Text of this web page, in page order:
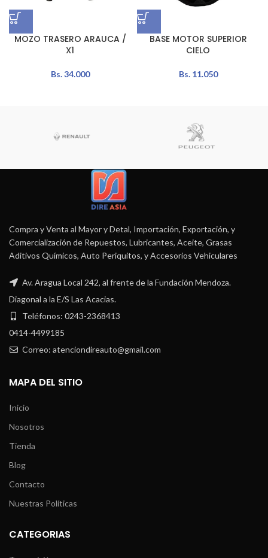
MOZO TRASERO ARAUCA /
X1
Bs.34.000
BASE MOTOR SUPERIOR
CIELO
Bs.11.050
Compra y Venta al Mayor y Detal, Importación, Exportación, y
Comercialización de Repuestos, Lubricantes, Aceite, Grasas
Aditivos Químicos, Auto Periquitos, y Accesorios Vehiculares
Av. Aragua Local 242, al frente de la Fundación Mendoza.
Diagonal a la E/S Las Acacias.
Teléfonos: 0243-2368413
0414-4499185
Correo: atenciondireauto@gmail.com
MAPA DEL SITIO
Inicio
Nosotros
Tienda
Blog
Contacto
Nuestras Políticas
CATEGORIAS